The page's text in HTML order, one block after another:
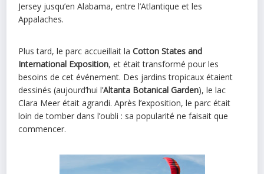
Jersey jusqu’en Alabama, entre l’Atlantique et les
Appalaches.
Plus tard, le parc accueillait laCotton States and
International Exposition, et était transformé pour les
besoins de cet événement. Des jardins tropicaux étaient
dessinés (aujourd’hui l’Altanta Botanical Garden), le lac
Clara Meer était agrandi. Après l’exposition, le parc était
loin de tomber dans l’oubli : sa popularité ne faisait que
commencer.